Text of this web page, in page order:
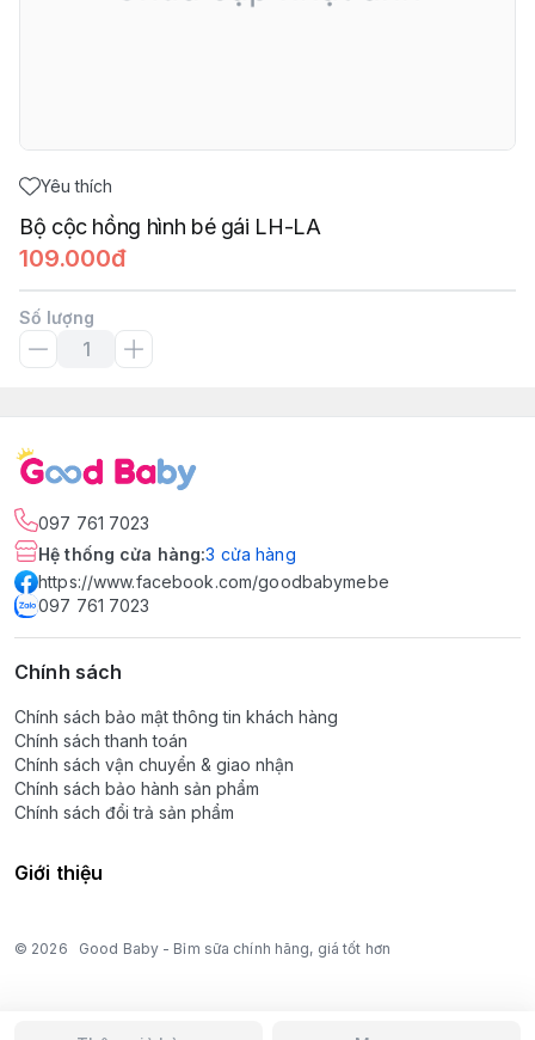
Yêu thích
Bộ cộc hồng hình bé gái LH-LA
109.000đ
Số lượng
097 761 7023
Hệ thống cửa hàng:3 cửa hàng
https://www.facebook.com/goodbabymebe
097 761 7023
Chính sách
Chính sách bảo mật thông tin khách hàng
Chính sách thanh toán
Chính sách vận chuyển & giao nhận
Chính sách bảo hành sản phẩm
Chính sách đổi trả sản phẩm
Giới thiệu
© 2026 Good Baby - Bỉm sữa chính hãng, giá tốt hơn